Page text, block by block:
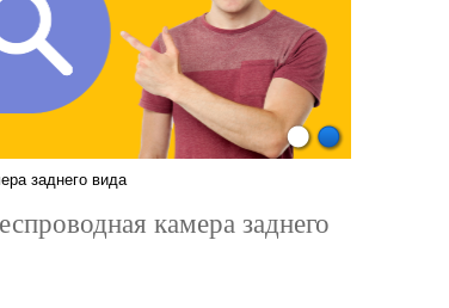
1
2
заднего вида
камера заднего